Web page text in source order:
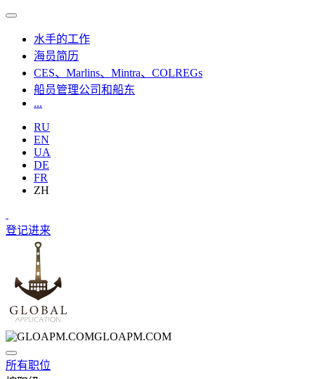
水手的工作
海员简历
CES、Marlins、Mintra、COLREGs
船员管理公司和船东
...
RU
EN
UA
DE
FR
ZH
登记进来
GLOAPM.COM
所有职位